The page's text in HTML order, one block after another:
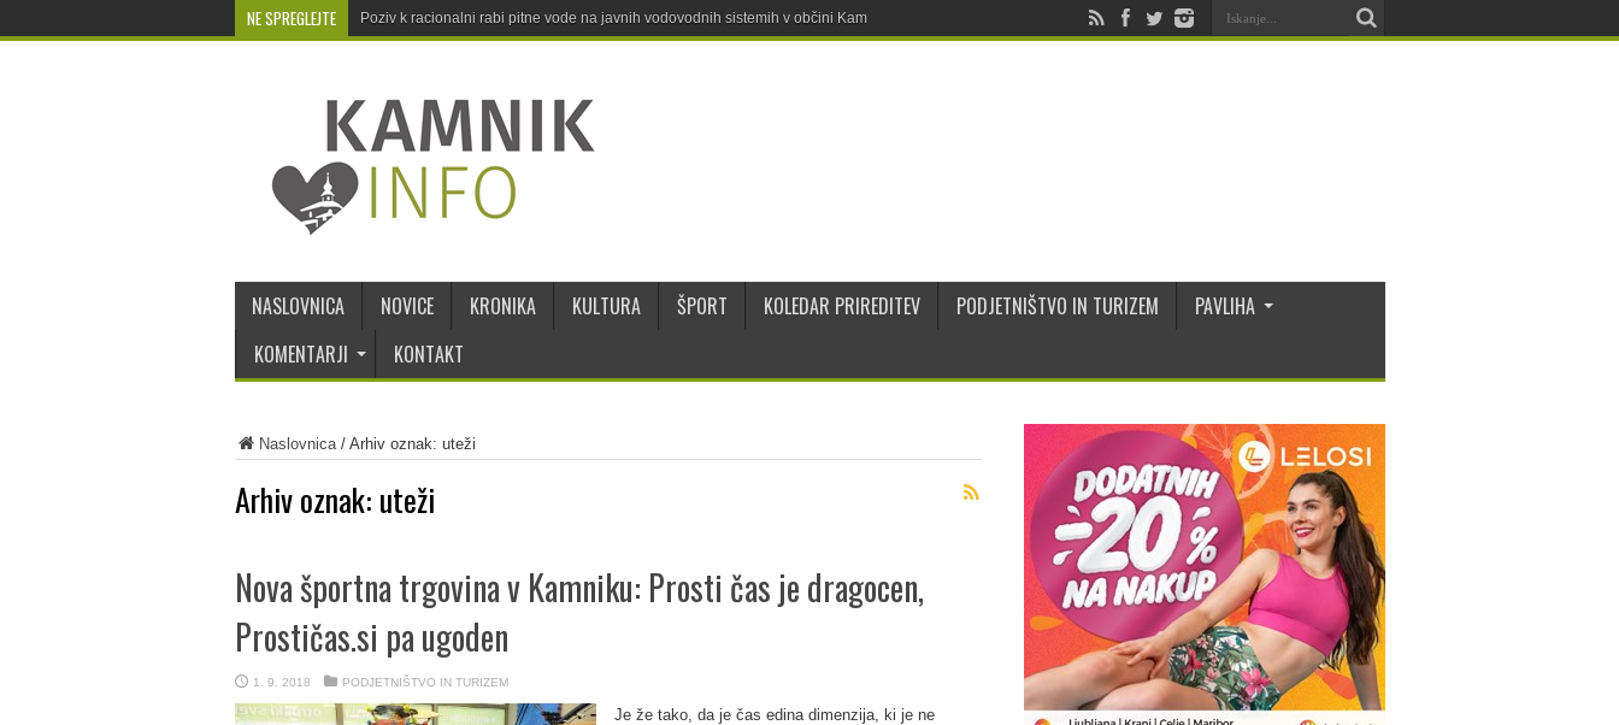
NE SPREGLEJTE Poziv k racionalni rabi pitne vode na javnih vodovodnih sistemih v občini Kamnik
NASLOVNICA NOVICE KRONIKA KULTURA ŠPORT KOLEDAR PRIREDITEV PODJETNIŠTVO IN TURIZEM
PAVLIHA
KOMENTARJI
KONTAKT
Naslovnica/ Arhiv oznak: uteži
Arhiv oznak: uteži
Nova športna trgovina v Kamniku: Prosti čas je dragocen,
Prostičas.si pa ugoden
1. 9. 2018 PODJETNIŠTVO IN TURIZEM
Je že tako, da je čas edina dimenzija, ki je ne